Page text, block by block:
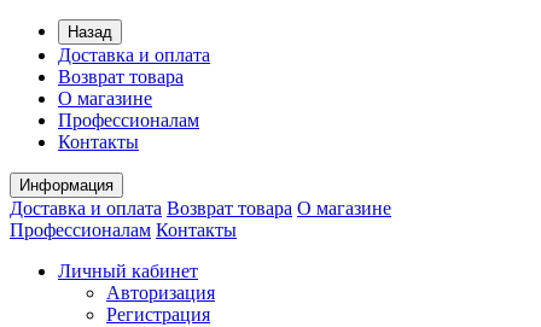
Назад
Доставка и оплата
Возврат товара
О магазине
Профессионалам
Контакты
Информация
Доставка и оплата Возврат товара О магазине
Профессионалам Контакты
Личный кабинет
Авторизация
Регистрация